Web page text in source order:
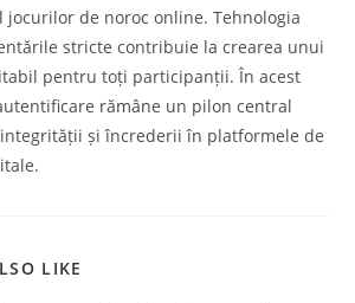
jocurilor de noroc online. Tehnologia
stricte contribuie la crearea unui
pentru toți participanții. În acest
rămâne un pilon central
și încrederii în platformele de
LIKE